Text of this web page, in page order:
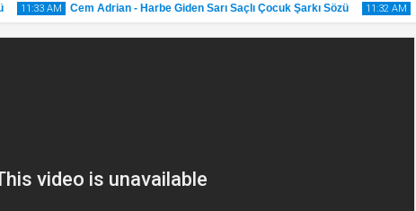
11:33 AM Cem Adrian - Harbe Giden Sarı Saçlı Çocuk Şarkı Sözü 11:32 AM